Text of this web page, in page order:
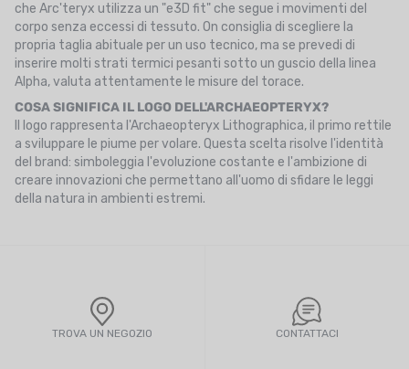
che Arc'teryx utilizza un "e3D fit" che segue i movimenti del
corpo senza eccessi di tessuto. On consiglia di scegliere la
propria taglia abituale per un uso tecnico, ma se prevedi di
inserire molti strati termici pesanti sotto un guscio della linea
Alpha, valuta attentamente le misure del torace.
COSA SIGNIFICA IL LOGO DELL'ARCHAEOPTERYX?
Il logo rappresenta l'Archaeopteryx Lithographica, il primo rettile
a sviluppare le piume per volare. Questa scelta risolve l'identità
del brand: simboleggia l'evoluzione costante e l'ambizione di
creare innovazioni che permettano all'uomo di sfidare le leggi
della natura in ambienti estremi.
TROVA UN NEGOZIO CONTATTACI